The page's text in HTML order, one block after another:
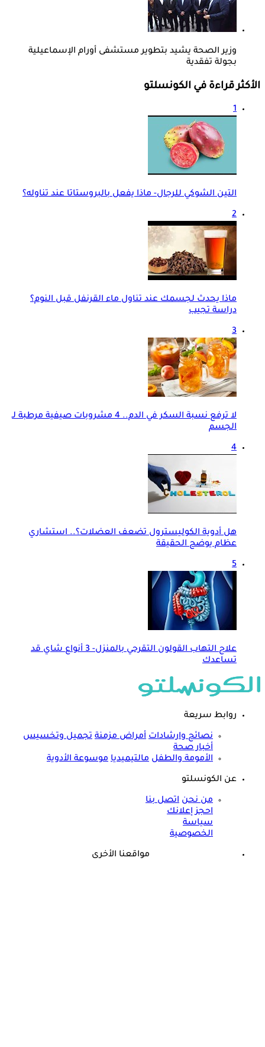
وزير الصحة يشيد بتطوير مستشفى أورام الإسماعيلية
بجولة تفقدية
الأكثر قراءة في الكونسلتو
1
التين الشوكي للرجال- ماذا يفعل بالبروستاتا عند تناوله؟
2
ماذا يحدث لجسمك عند تناول ماء القرنفل قبل النوم؟
دراسة تجيب
3
لا ترفع نسبة السكر في الدم.. 4 مشروبات صيفية مرطبة لـ
الجسم
4
هل أدوية الكوليسترول تضعف العضلات؟.. استشاري
عظام يوضح الحقيقة
5
علاج التهاب القولون التقرحي بالمنزل- 3 أنواع شاي قد
تساعدك
روابط سريعة
نصائح وارشادات أمراض مزمنة تجميل وتخسيس
أخبار صحة
الأمومة والطفل مالتيميديا موسوعة الأدوية
عن الكونسلتو
من نحن اتصل بنا
احجز إعلانك
سياسة
الخصوصية
مواقعنا الأخرى